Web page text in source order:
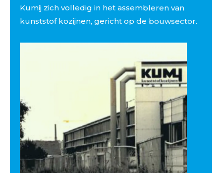
Kumij zich volledig in het assembleren van
kunststof kozijnen, gericht op de bouwsector.